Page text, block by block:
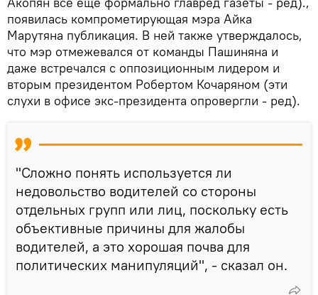
появилась компрометирующая мэра Айка
Марутяна публикация. В ней также утверждалось,
что мэр отмежевался от команды Пашиняна и
даже встречался с оппозиционным лидером и
вторым президентом Робертом Кочаряном (эти
слухи в офисе экс-президента опровергли - ред).
"Сложно понять используется ли
недовольство водителей со стороны
отдельных групп или лиц, поскольку есть
объективные причины для жалобы
водителей, а это хорошая почва для
политических манипуляций", - сказал он.